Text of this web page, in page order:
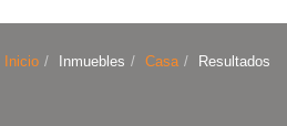
Inicio Inmuebles Casa Resultados